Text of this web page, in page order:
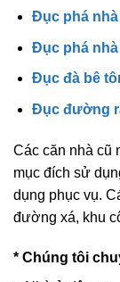
Đục phá
Đục phá
Đục đà bê
Đục đường
Các căn nhà cũ
mục đích sử
dụng phục vụ.
đường xá, khu
* Chúng tôi